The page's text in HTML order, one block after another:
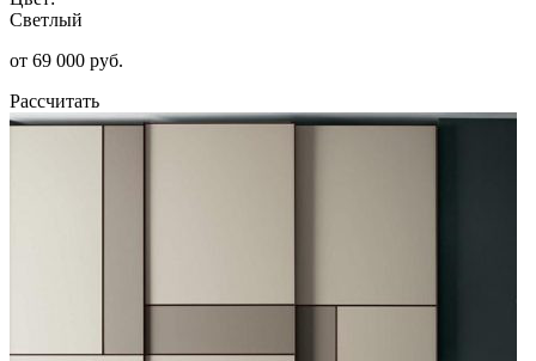
Светлый
от 69 000 руб.
Рассчитать